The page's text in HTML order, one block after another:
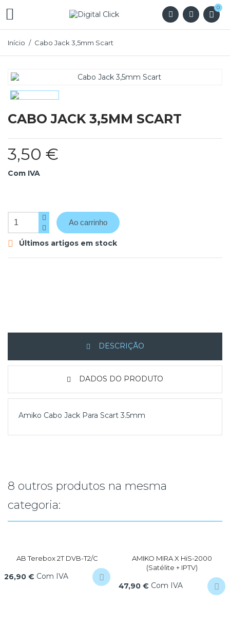
 0
Início Cabo Jack 3,5mm Scart
CABO JACK 3,5MM SCART
3,50 €
Com IVA
Ao carrinho
 Últimos artigos em stock
DESCRIÇÃO
DADOS DO PRODUTO
Amiko Cabo Jack Para Scart 3.5mm
8 outros produtos na mesma
categoria:
AB Terebox 2T DVB-T2/C
26,90 € Com IVA
AMIKO MIRA X HiS-2000
(Satélite + IPTV)
47,90 € Com IVA